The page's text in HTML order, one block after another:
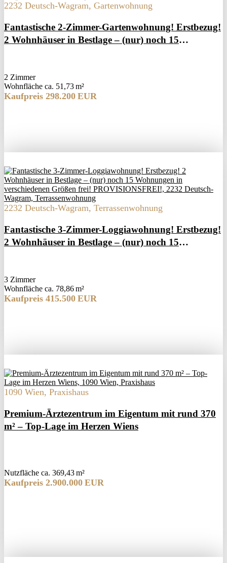
2232 Deutsch-Wagram, Gartenwohnung
Fantastische 2-Zimmer-Gartenwohnung! Erstbezug!
2 Wohnhäuser in Bestlage – (nur) noch 15
2 Zimmer
Wohnfläche ca. 51,73 m²
Kaufpreis 298.200 EUR
2232 Deutsch-Wagram, Terrassenwohnung
Fantastische 3-Zimmer-Loggiawohnung! Erstbezug!
2 Wohnhäuser in Bestlage – (nur) noch 15
3 Zimmer
Wohnfläche ca. 78,86 m²
Kaufpreis 415.500 EUR
1090 Wien, Praxishaus
Premium-Ärztezentrum im Eigentum mit rund 370
m² – Top-Lage im Herzen Wiens
Nutzfläche ca. 369,43 m²
Kaufpreis 2.900.000 EUR